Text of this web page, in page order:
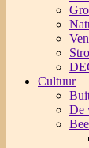
Cultuur
De